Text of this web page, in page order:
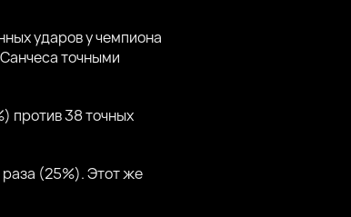
ударов у чемпиона
точными
против 38 точных
раза (25%). Этот же